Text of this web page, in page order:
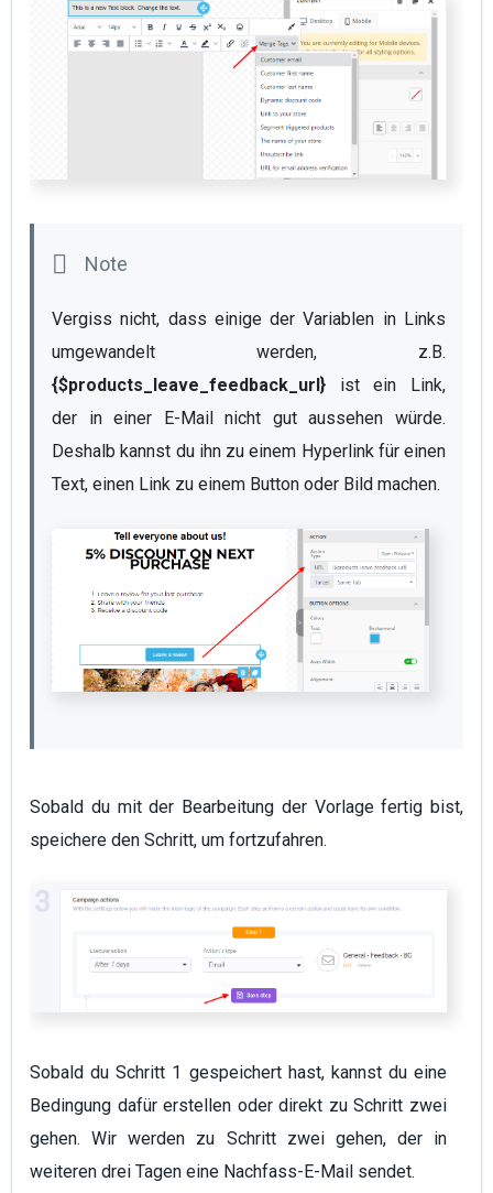
Vergiss nicht, dass einige der Variablen in Links
{$products_leave_feedback_url} ist ein Link,
der in einer E-Mail nicht gut aussehen würde.
Deshalb kannst du ihn zu einem Hyperlink für einen
Sobald du mit der Bearbeitung der Vorlage fertig bist,
speichere den Schritt, um fortzufahren.
Sobald du Schritt 1 gespeichert hast, kannst du eine
Bedingung dafür erstellen oder direkt zu Schritt zwei
gehen. Wir werden zu Schritt zwei gehen, der in
weiteren drei Tagen eine Nachfass-E-Mail sendet.